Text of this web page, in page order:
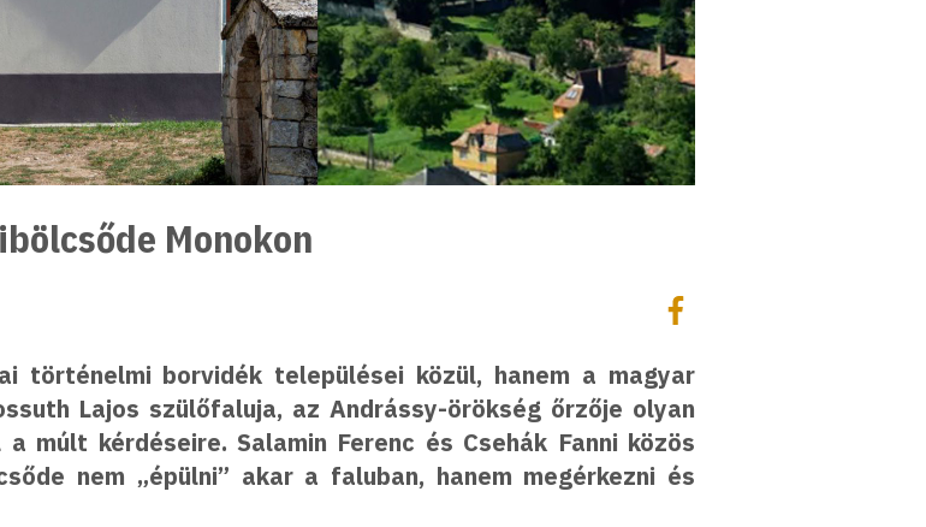
Monokon
Megosztás
Megosztás Facebookon
történelmi borvidék települései közül, hanem a magyar
Lajos szülőfaluja, az Andrássy-örökség őrzője olyan
múlt kérdéseire. Salamin Ferenc és Csehák Fanni közös
nem „épülni” akar a faluban, hanem megérkezni és